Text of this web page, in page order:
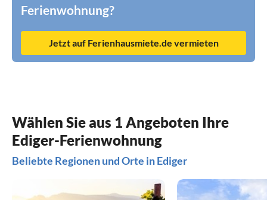
Ferienwohnung?
Jetzt auf Ferienhausmiete.de vermieten
Wählen Sie aus 1 Angeboten Ihre
Ediger-Ferienwohnung
Beliebte Regionen und Orte in Ediger